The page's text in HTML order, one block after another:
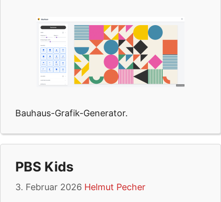
Bauhaus-Grafik-Generator.
PBS Kids
3. Februar 2026 Helmut Pecher